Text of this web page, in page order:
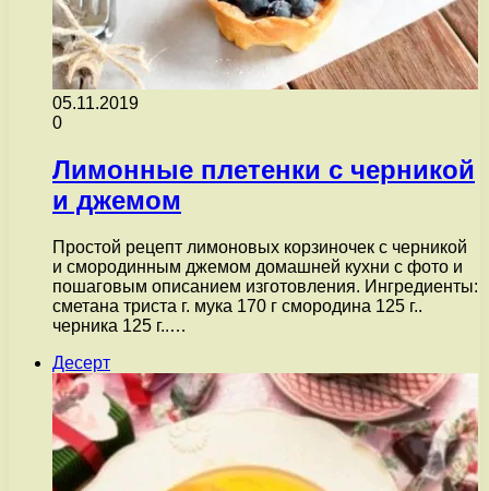
05.11.2019
0
Лимонные плетенки с черникой
и джемом
Простой рецепт лимоновых корзиночек с черникой
и смородинным джемом домашней кухни с фото и
пошаговым описанием изготовления. Ингредиенты:
сметана триста г. мука 170 г смородина 125 г..
черника 125 г..…
Десерт